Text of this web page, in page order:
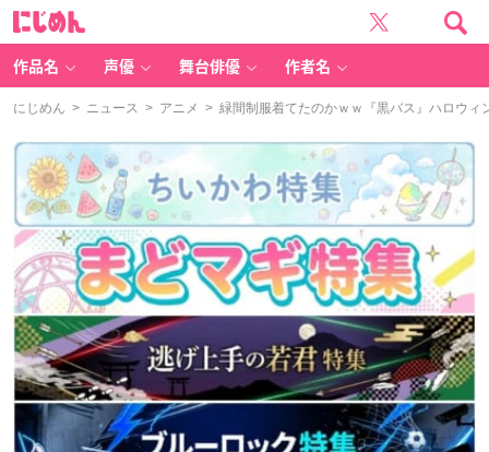
作品名 声優 舞台俳優 作者名
にじめん > ニュース > アニメ > 緑間制服着てたのかｗｗ『黒バス』ハロウ